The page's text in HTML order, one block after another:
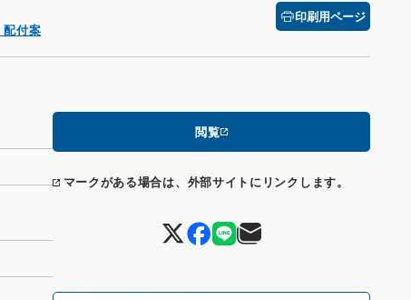
配付案
印刷用ページ
閲覧
マークがある場合は、外部サイトにリンクします。